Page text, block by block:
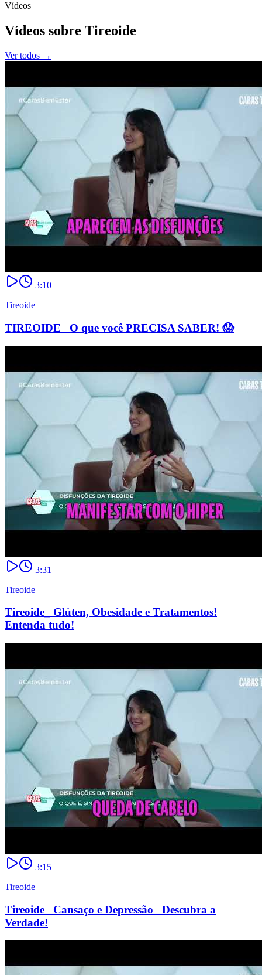
Vídeos
Vídeos sobre Tireoide
Ver todos →
3:10
Tireoide
TIREOIDE_ O que você PRECISA SABER! 😱
3:31
Tireoide
Tireoide_ Glúten, Obesidade e Tratamentos!
Entenda tudo!
3:15
Tireoide
Tireoide_ Cansaço e Depressão_ Descubra a
Verdade!